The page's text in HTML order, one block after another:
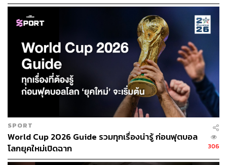
ด้านมิวสิกวิดีโอถูกนำเสนอออกมาได้อย่างน่าประทับใจไม่
แพ้กัน ด้วยการฉายภาพให้เราเห็นถึงสมาชิกทั้ง 7 คนที่ซุ่ม
SPORT
World Cup 2026 Guide รวมทุกเรื่องน่ารู้ ก่อนฟุตบอล
โลกยุคใหม่เปิดฉาก
306